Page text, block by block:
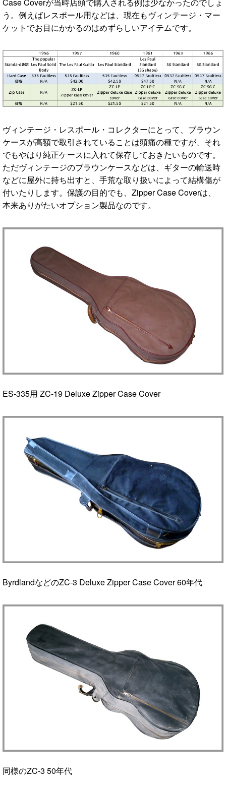
う。例えばレスポール用などは、現在もヴィンテージ・マー
ケットでお目にかかるのはめずらしいアイテムです。
ヴィンテージ・レスポール・コレクターにとって、ブラウン
ケースが高額で取引されていることは頭痛の種ですが、それ
でもやはり純正ケースに入れて保存しておきたいものです。
ただヴィンテージのブラウンケースなどは、ギターの輸送時
などに屋外に持ち出すと、手荒な取り扱いによって結構傷が
付いたりします。保護の目的でも、Zipper Case Coverは、
本来ありがたいオプション製品なのです。
ES-335用 ZC-19 Deluxe Zipper Case Cover
ByrdlandなどのZC-3 Deluxe Zipper Case Cover 60年代
同様のZC-3 50年代